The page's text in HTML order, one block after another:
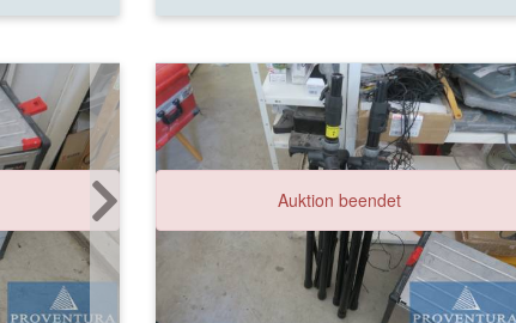
Weitere Details
ansehen
Auktion beendet